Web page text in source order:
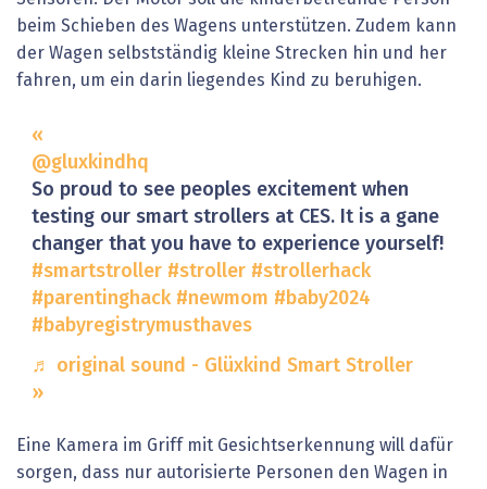
beim Schieben des Wagens unterstützen. Zudem kann
der Wagen selbstständig kleine Strecken hin und her
fahren, um ein darin liegendes Kind zu beruhigen.
@gluxkindhq
So proud to see peoples excitement when
testing our smart strollers at CES. It is a gane
changer that you have to experience yourself!
#smartstroller #stroller #strollerhack
#parentinghack #newmom #baby2024
#babyregistrymusthaves
♬ original sound - Glüxkind Smart Stroller
Eine Kamera im Griff mit Gesichtserkennung will dafür
sorgen, dass nur autorisierte Personen den Wagen in